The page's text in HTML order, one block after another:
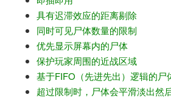
具有迟滞效应的距离剔除
同时可见尸体数量的限制
优先显示屏幕内的尸体
保护玩家周围的近战区域
基于FIFO（先进先出）逻辑的尸
超过限制时，尸体会平滑淡出然